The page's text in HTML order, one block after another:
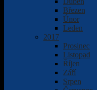
Březen
Únor
Leden
2017
Prosinec
Listopad
Říjen
Září
Srpen